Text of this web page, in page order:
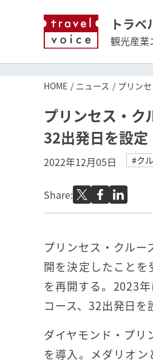
トラベ
観光産業
HOME ニュース プリン
プリンセス・ク
32出発日を設定
2022年12月05日 #ク
Share:
プリンセス・クル
開を決定したこと
を再開する。2023
コース、32出発日を
ダイヤモンド・プリ
を導入。メダリオ